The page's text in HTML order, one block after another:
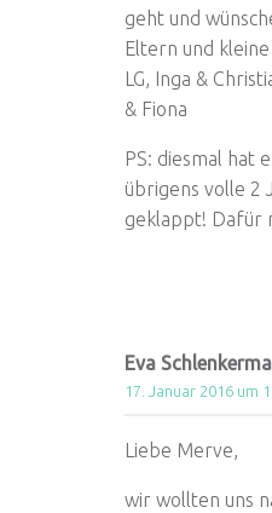
geht und
Eltern und
LG, Inga &
& Fiona
PS: diesmal hat
übrigens volle 2
geklappt! Dafür
Eva
17. Januar 2016 um
Liebe Merve,
wir wollten uns